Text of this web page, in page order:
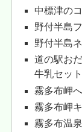
中標津の
野付半島
野付半島
道の駅お
牛乳セット
霧多布岬へ
霧多布岬
霧多布温